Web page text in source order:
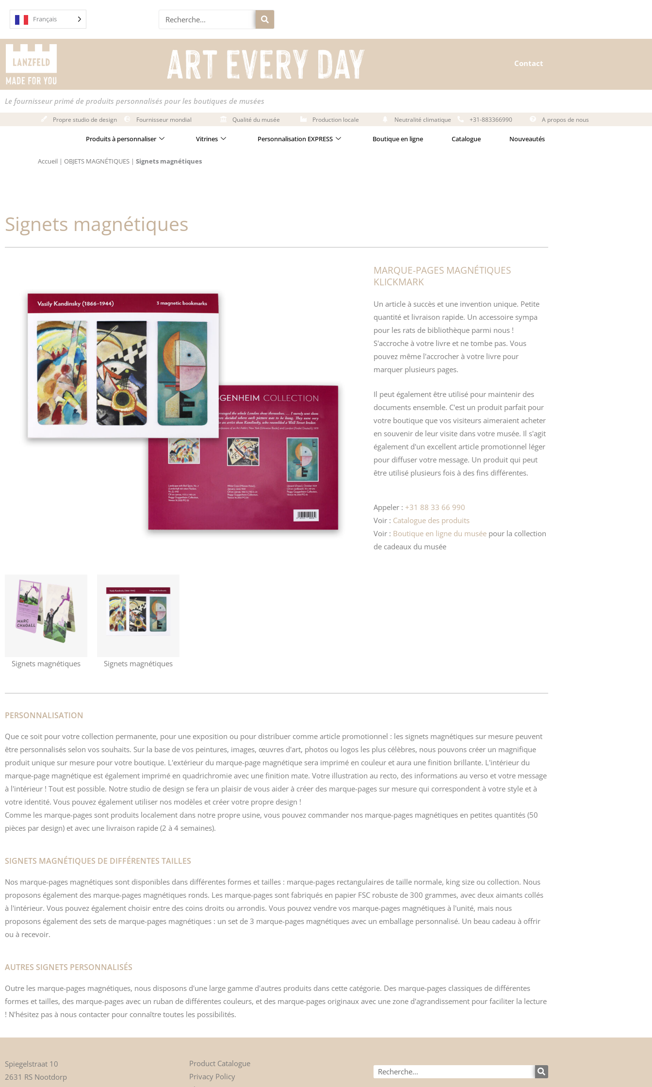
Français Recherche
Contact
Le fournisseur primé de produits personnalisés pour les boutiques de musées
Propre studio de design Fournisseur mondial Qualité du musée Production locale Neutralité climatique +31-883366990 A propos de nous
Produits à personnaliser Vitrines Personnalisation EXPRESS Boutique en ligne Catalogue Nouveautés
Accueil | OBJETS MAGNÉTIQUES | Signets magnétiques
Signets magnétiques
MARQUE-PAGES MAGNÉTIQUES
KLICKMARK
Un article à succès et une invention unique. Petite
quantité et livraison rapide. Un accessoire sympa
pour les rats de bibliothèque parmi nous !
S'accroche à votre livre et ne tombe pas. Vous
pouvez même l'accrocher à votre livre pour
marquer plusieurs pages.
Il peut également être utilisé pour maintenir des
documents ensemble. C'est un produit parfait pour
votre boutique que vos visiteurs aimeraient acheter
en souvenir de leur visite dans votre musée. Il s'agit
également d'un excellent article promotionnel léger
pour diffuser votre message. Un produit qui peut
être utilisé plusieurs fois à des fins différentes.
Appeler : +31 88 33 66 990
Voir : Catalogue des produits
Voir : Boutique en ligne du musée pour la collection
de cadeaux du musée
Signets magnétiques Signets magnétiques
PERSONNALISATION
Que ce soit pour votre collection permanente, pour une exposition ou pour distribuer comme article promotionnel : les signets magnétiques sur mesure peuvent
être personnalisés selon vos souhaits. Sur la base de vos peintures, images, œuvres d'art, photos ou logos les plus célèbres, nous pouvons créer un magnifique
produit unique sur mesure pour votre boutique. L'extérieur du marque-page magnétique sera imprimé en couleur et aura une finition brillante. L'intérieur du
marque-page magnétique est également imprimé en quadrichromie avec une finition mate. Votre illustration au recto, des informations au verso et votre message
à l'intérieur ! Tout est possible. Notre studio de design se fera un plaisir de vous aider à créer des marque-pages sur mesure qui correspondent à votre style et à
votre identité. Vous pouvez également utiliser nos modèles et créer votre propre design !
Comme les marque-pages sont produits localement dans notre propre usine, vous pouvez commander nos marque-pages magnétiques en petites quantités (50
pièces par design) et avec une livraison rapide (2 à 4 semaines).
SIGNETS MAGNÉTIQUES DE DIFFÉRENTES TAILLES
Nos marque-pages magnétiques sont disponibles dans différentes formes et tailles : marque-pages rectangulaires de taille normale, king size ou collection. Nous
proposons également des marque-pages magnétiques ronds. Les marque-pages sont fabriqués en papier FSC robuste de 300 grammes, avec deux aimants collés
à l'intérieur. Vous pouvez également choisir entre des coins droits ou arrondis. Vous pouvez vendre vos marque-pages magnétiques à l'unité, mais nous
proposons également des sets de marque-pages magnétiques : un set de 3 marque-pages magnétiques avec un emballage personnalisé. Un beau cadeau à offrir
ou à recevoir.
AUTRES SIGNETS PERSONNALISÉS
Outre les marque-pages magnétiques, nous disposons d'une large gamme d'autres produits dans cette catégorie. Des marque-pages classiques de différentes
formes et tailles, des marque-pages avec un ruban de différentes couleurs, et des marque-pages originaux avec une zone d'agrandissement pour faciliter la lecture
! N'hésitez pas à nous contacter pour connaître toutes les possibilités.
Spiegelstraat 10
2631 RS Nootdorp
Product Catalogue
Privacy Policy
Recherche